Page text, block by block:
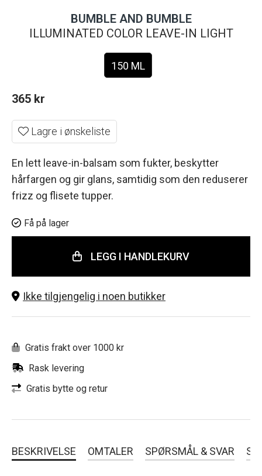
BUMBLE AND BUMBLE
ILLUMINATED COLOR LEAVE-IN LIGHT
150 ML
365 kr
Lagre i ønskeliste
En lett leave-in-balsam som fukter, beskytter
hårfargen og gir glans, samtidig som den reduserer
frizz og flisete tupper.
Få på lager
LEGG I HANDLEKURV
Ikke tilgjengelig i noen butikker
Gratis frakt over 1000 kr
Rask levering
Gratis bytte og retur
BESKRIVELSE OMTALER SPØRSMÅL & SVAR